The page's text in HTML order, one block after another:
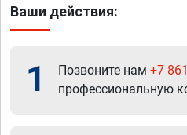
Ваши действия:
1 Позвоните нам +7
профессиональную